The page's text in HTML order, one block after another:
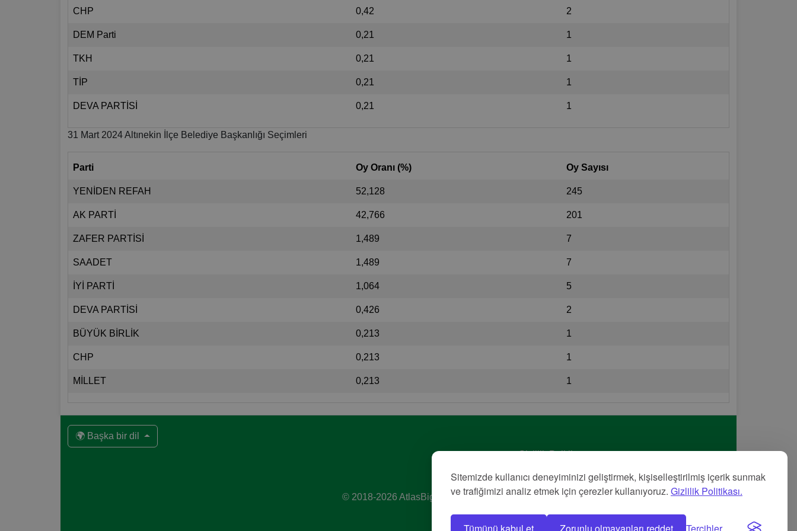
Sitemizde kullanıcı deneyiminizi geliştirmek, kişiselleştirilmiş içerik sunmak
ve trafiğimizi analiz etmek için çerezler kullanıyoruz. Gizlilik Politikası.
CHP 0,42 2
DEM Parti 0,21 1
TKH 0,21 1
TİP 0,21 1
DEVA PARTİSİ 0,21 1
31 Mart 2024 Altınekin İlçe Belediye Başkanlığı Seçimleri
Parti Oy Oranı (%) Oy Sayısı
YENİDEN REFAH 52,128 245
AK PARTİ 42,766 201
ZAFER PARTİSİ 1,489 7
SAADET 1,489 7
İYİ PARTİ 1,064 5
DEVA PARTİSİ 0,426 2
BÜYÜK BİRLİK 0,213 1
CHP 0,213 1
MİLLET 0,213 1
🌍 Başka bir dil
Gizlilik Politikası
Künye
© 2018-2026 AtlasBig.com